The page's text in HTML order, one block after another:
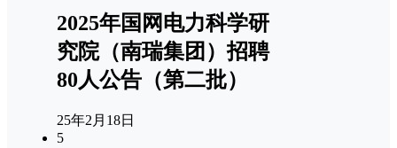
2025年国网电力科学研
究院（南瑞集团）招聘
80人公告（第二批）
25年2月18日
5